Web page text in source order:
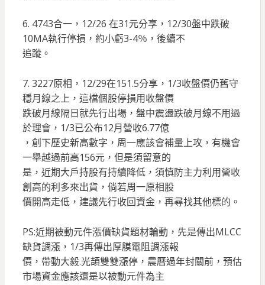
6. 4743合一，12/26 在31元分享，12/30盤中跌破
10MA執行停損，約小虧3-4％，後續不
追蹤。
7. 3227原相，12/29在151.5分享，1/3收盤價仍舊守
穩月線之上，這檔個股停損用收盤價
跌破月線隔日就先行出場，盤中震盪跌破月線不用過
於理會，1/3已公布12月營收6.77億
，創下歷史新高數字，周一應該會補量上攻，有機會
一舉越過前高156元，但是須留意的
是，近期大戶持股有持續降低，須慎防主力利用營收
創高的利多來出貨，倘若周一原相股
價開高走低，建議先行收回資金，再尋找其他標的。
PS:近期被動元件漲價缺貨題材輪動，先是傳出MLCC
缺貨調漲，1/3再傳出厚膜電阻調漲報
價，帶動大毅.光頡雙雙漲停，農曆過年封關前，預估
市場資金應該還是以被動元件為主